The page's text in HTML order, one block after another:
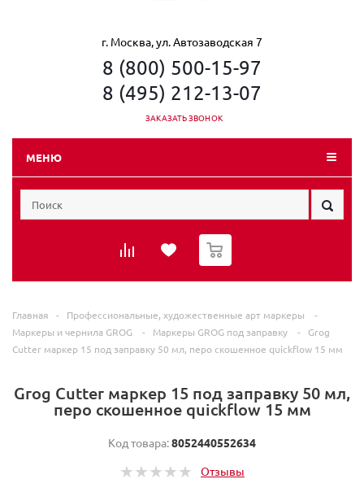
г. Москва, ул. Автозаводская 7
8 (800) 500-15-97
8 (495) 212-13-07
ЗАКАЗАТЬ ЗВОНОК
МЕНЮ
0
Главная - Профессиональные, художественные арт маркеры
-
Маркеры и чернила GROG
- Маркеры GROG под заправку -
Grog
Cutter маркер 15 под заправку 50 мл, перо скошенное quickflow 15 мм
Grog Cutter маркер 15 под заправку 50 мл,
перо скошенное quickflow 15 мм
Код товара:8052440552634
Отзывы